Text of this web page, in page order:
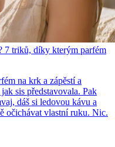
7 triků, díky kterým parfém
na krk a zápěstí a
sis představovala. Pak
dáš si ledovou kávu a
očichávat vlastní ruku. Nic.